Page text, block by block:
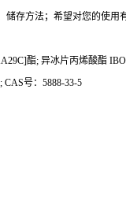
存方法；希望对您的使用
酯; 异冰片丙烯酸酯
CAS号：5888-33-5